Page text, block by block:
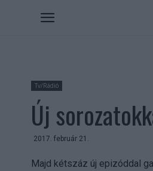
Tv/Rádió
Új
2017. február 21.
Majd kétszáz új epizóddal